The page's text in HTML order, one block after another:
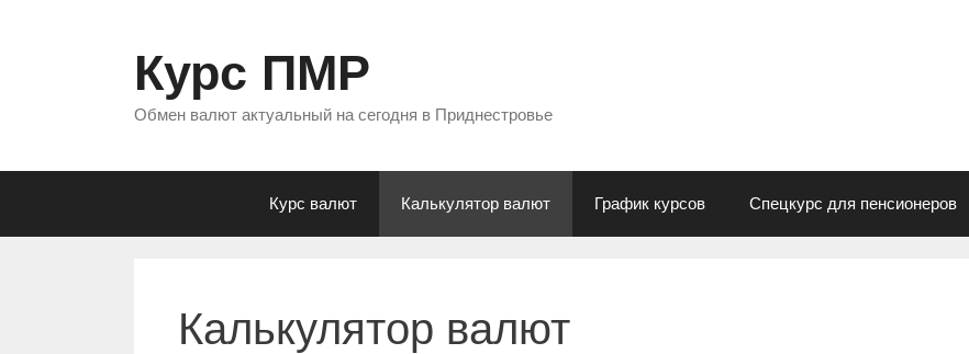
Курс ПМР
Обмен валют актуальный на сегодня в Приднестровье
Курс валют Калькулятор валют График курсов Спецкурс для пенсионеров
Калькулятор валют